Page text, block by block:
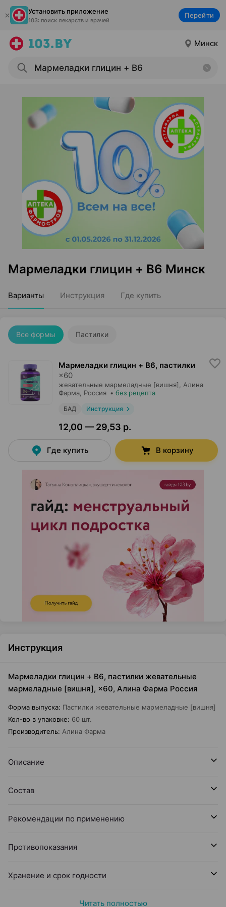
Установить приложение
103: поиск лекарств и врачей
Перейти
Минск
Мармеладки глицин + B6 Минск
Варианты Инструкция Где купить
Все формы Пастилки
Мармеладки глицин + B6, пастилки
×60
жевательные мармеладные [вишня],
Алина
Фарма , Россия • без рецепта
БАД Инструкция
12,00 — 29,53 р.
Где купить В корзину
Инструкция
Мармеладки глицин + B6, пастилки жевательные
мармеладные [вишня], ×60, Алина Фарма Россия
Форма выпуска: Пастилки жевательные мармеладные [вишня]
Кол-во в упаковке: 60 шт.
Производитель: Алина Фарма
Описание
Состав
Рекомендации по применению
Противопоказания
Хранение и срок годности
Читать полностью